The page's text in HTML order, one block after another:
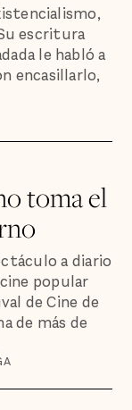
escritura
le habló a
encasillarlo,
toma el
a diario
popular
de Cine de
de más de